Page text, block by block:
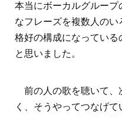
本当にボーカルグルー
なフレーズを複数人の
格好の構成になってい
と思いました。
前の人の歌を聴いて、
く、そうやってつなげ